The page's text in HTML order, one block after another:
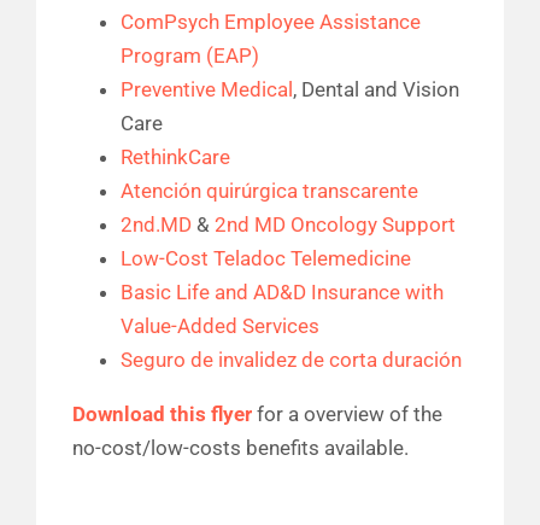
ComPsych Employee Assistance
Program (EAP)
Preventive Medical, Dental and Vision
Care
RethinkCare
Atención quirúrgica transcarente
2nd.MD& 2nd MD Oncology Support
Low-Cost Teladoc Telemedicine
Basic Life and AD&D Insurance with
Value-Added Services
Seguro de invalidez de corta duración
Download this flyerfor a overview of the
no-cost/low-costs benefits available.